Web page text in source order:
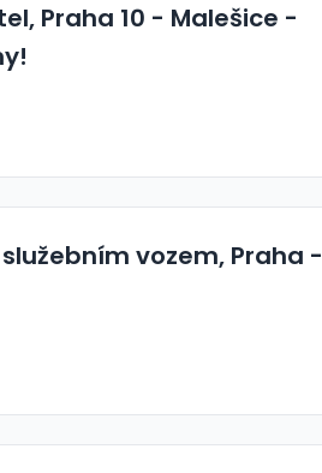
Praha 10 - Malešice -
vozem, Praha -